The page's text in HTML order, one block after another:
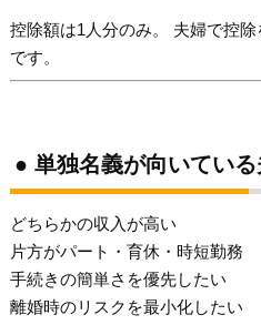
控除額は1人分のみ。 夫婦で控
です。
● 単独名義が向いてい
どちらかの収入が高い
片方がパート・育休・時短勤務
手続きの簡単さを優先したい
離婚時のリスクを最小化したい